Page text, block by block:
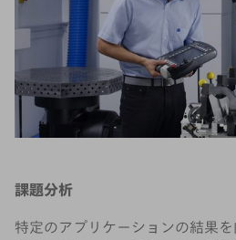
課題分析
特定のアプリケーションの結果